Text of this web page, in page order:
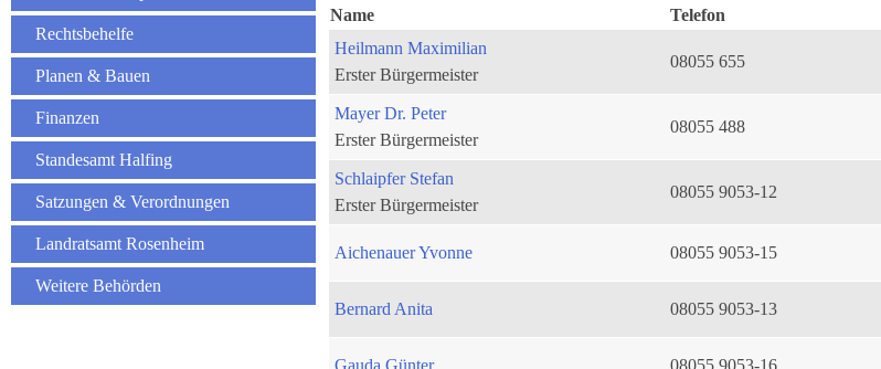
Rechtsbehelfe
Planen & Bauen
Finanzen
Standesamt Halfing
Satzungen & Verordnungen
Landratsamt Rosenheim
Weitere Behörden
Name
Telefon
Heilmann Maximilian
Erster Bürgermeister
08055 655
Mayer Dr. Peter
Erster Bürgermeister
08055 488
Schlaipfer Stefan
Erster Bürgermeister
08055 9053-12
Aichenauer Yvonne 08055 9053-15
Bernard Anita 08055 9053-13